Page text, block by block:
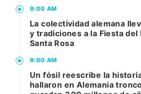
9:00 AM
La colectividad alemana
y tradiciones a la Fiesta del
Santa Rosa
9:00 AM
Un fósil reescribe la
hallaron en Alemania